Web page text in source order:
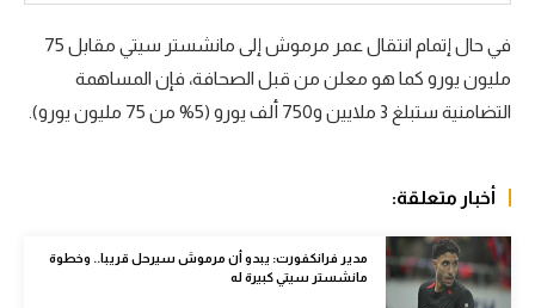
كرة يد
كرة طائرة
الوطن العربي
رياضة نسائية
آسيا
أمريكا
في حال إتمام انتقال عمر مرموش إلى مانشستر سيتي مقابل 75
مليون يورو كما هو معلن من قبل الصحافة، فإن المساهمة
التضامنية ستبلغ 3 ملايين و750 ألف يورو (5% من 75 مليون يورو).
أخبار متعلقة:
مدير فرانكفورت: يبدو أن مرموش سيرحل قريبا.. وخطوة
مانشستر سيتي كبيرة له